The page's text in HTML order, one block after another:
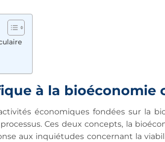
à la bioéconomie
économiques fondées sur la
Ces deux concepts, la
aux inquiétudes concernant la